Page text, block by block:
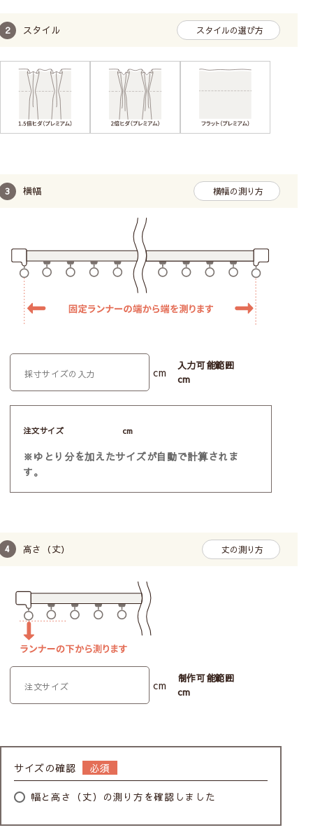
スタイル スタイルの選び方
横幅 横幅の測り方
cm
入力可能範囲
cm
注文サイズ cm
※ゆとり分を加えたサイズが自動で計算されま
す。
高さ（丈） 丈の測り方
cm
制作可能範囲
cm
サイズの確認
幅と高さ（丈）の測り方を確認しました